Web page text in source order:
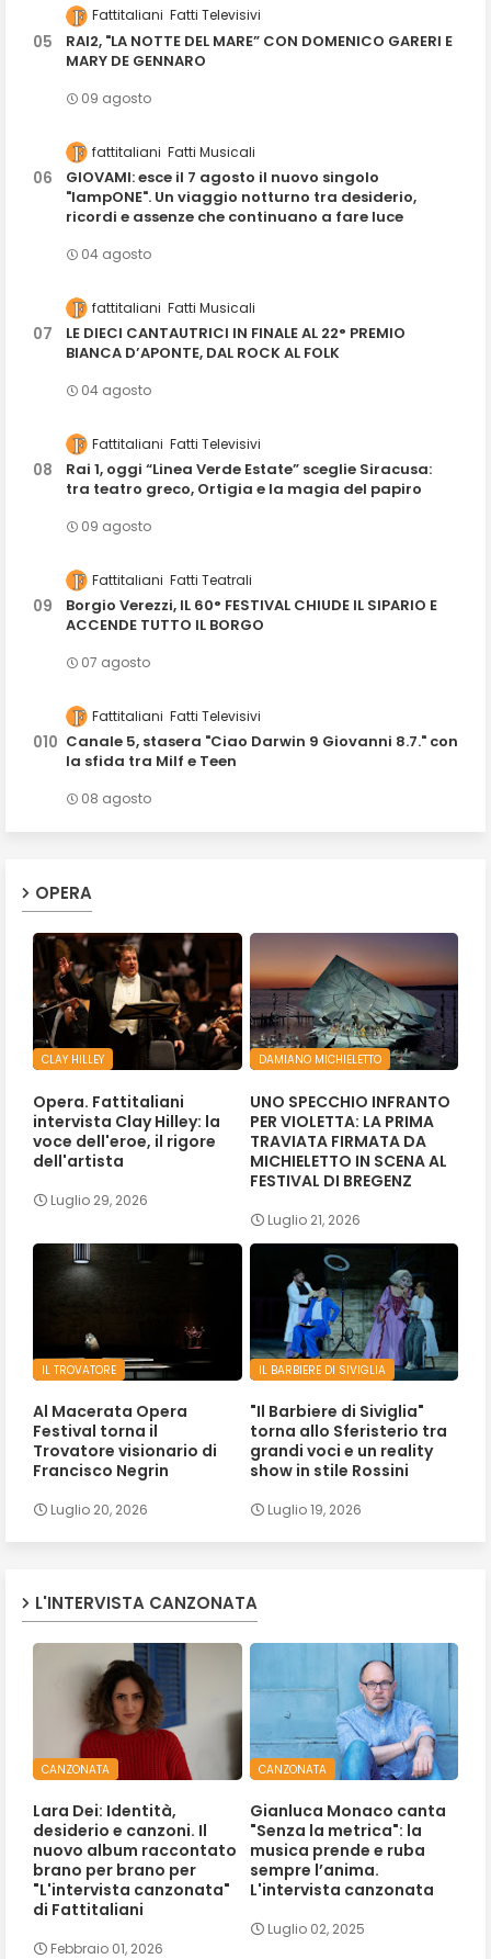
Fattitaliani Fatti Televisivi
RAI2, "LA NOTTE DEL MARE” CON DOMENICO GARERI E
MARY DE GENNARO
09 agosto
fattitaliani Fatti Musicali
GIOVAMI: esce il 7 agosto il nuovo singolo
"lampONE". Un viaggio notturno tra desiderio,
ricordi e assenze che continuano a fare luce
04 agosto
fattitaliani Fatti Musicali
LE DIECI CANTAUTRICI IN FINALE AL 22° PREMIO
BIANCA D’APONTE, DAL ROCK AL FOLK
04 agosto
Fattitaliani Fatti Televisivi
Rai 1, oggi “Linea Verde Estate” sceglie Siracusa:
tra teatro greco, Ortigia e la magia del papiro
09 agosto
Fattitaliani Fatti Teatrali
Borgio Verezzi, IL 60° FESTIVAL CHIUDE IL SIPARIO E
ACCENDE TUTTO IL BORGO
07 agosto
Fattitaliani Fatti Televisivi
Canale 5, stasera "Ciao Darwin 9 Giovanni 8.7." con
la sfida tra Milf e Teen
08 agosto
OPERA
CLAY HILLEY
Opera. Fattitaliani
intervista Clay Hilley: la
voce dell'eroe, il rigore
dell'artista
Luglio 29, 2026
DAMIANO MICHIELETTO
UNO SPECCHIO INFRANTO
PER VIOLETTA: LA PRIMA
TRAVIATA FIRMATA DA
MICHIELETTO IN SCENA AL
FESTIVAL DI BREGENZ
Luglio 21, 2026
IL TROVATORE
Al Macerata Opera
Festival torna il
Trovatore visionario di
Francisco Negrin
Luglio 20, 2026
IL BARBIERE DI SIVIGLIA
"Il Barbiere di Siviglia"
torna allo Sferisterio tra
grandi voci e un reality
show in stile Rossini
Luglio 19, 2026
L'INTERVISTA CANZONATA
CANZONATA
Lara Dei: Identità,
desiderio e canzoni. Il
nuovo album raccontato
brano per brano per
"L'intervista canzonata"
di Fattitaliani
Febbraio 01, 2026
CANZONATA
Gianluca Monaco canta
"Senza la metrica": la
musica prende e ruba
sempre l’anima.
L'intervista canzonata
Luglio 02, 2025